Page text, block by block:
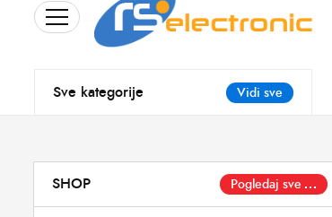
Sve kategorije Vidi sve
SHOP Pogledaj sve